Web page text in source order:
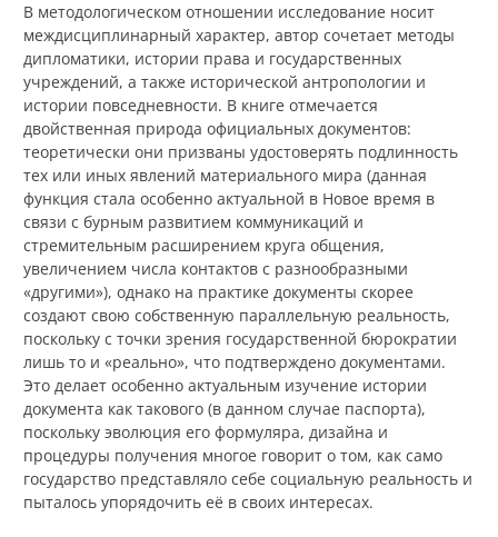
В методологическом отношении исследование носит
междисциплинарный характер, автор сочетает методы
дипломатики, истории права и государственных
учреждений, а также исторической антропологии и
истории повседневности. В книге отмечается
двойственная природа официальных документов:
теоретически они призваны удостоверять подлинность
тех или иных явлений материального мира (данная
функция стала особенно актуальной в Новое время в
связи с бурным развитием коммуникаций и
стремительным расширением круга общения,
увеличением числа контактов с разнообразными
«другими»), однако на практике документы скорее
создают свою собственную параллельную реальность,
поскольку с точки зрения государственной бюрократии
лишь то и «реально», что подтверждено документами.
Это делает особенно актуальным изучение истории
документа как такового (в данном случае паспорта),
поскольку эволюция его формуляра, дизайна и
процедуры получения многое говорит о том, как само
государство представляло себе социальную реальность и
пыталось упорядочить её в своих интересах.